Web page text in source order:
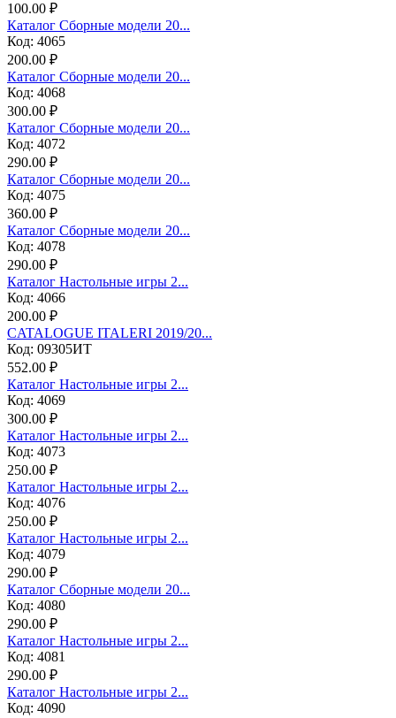
100.00 ₽
Каталог Сборные модели 20...
Код: 4065
200.00 ₽
Каталог Сборные модели 20...
Код: 4068
300.00 ₽
Каталог Сборные модели 20...
Код: 4072
290.00 ₽
Каталог Сборные модели 20...
Код: 4075
360.00 ₽
Каталог Сборные модели 20...
Код: 4078
290.00 ₽
Каталог Настольные игры 2...
Код: 4066
200.00 ₽
CATALOGUE ITALERI 2019/20...
Код: 09305ИТ
552.00 ₽
Каталог Настольные игры 2...
Код: 4069
300.00 ₽
Каталог Настольные игры 2...
Код: 4073
250.00 ₽
Каталог Настольные игры 2...
Код: 4076
250.00 ₽
Каталог Настольные игры 2...
Код: 4079
290.00 ₽
Каталог Сборные модели 20...
Код: 4080
290.00 ₽
Каталог Настольные игры 2...
Код: 4081
290.00 ₽
Каталог Настольные игры 2...
Код: 4090